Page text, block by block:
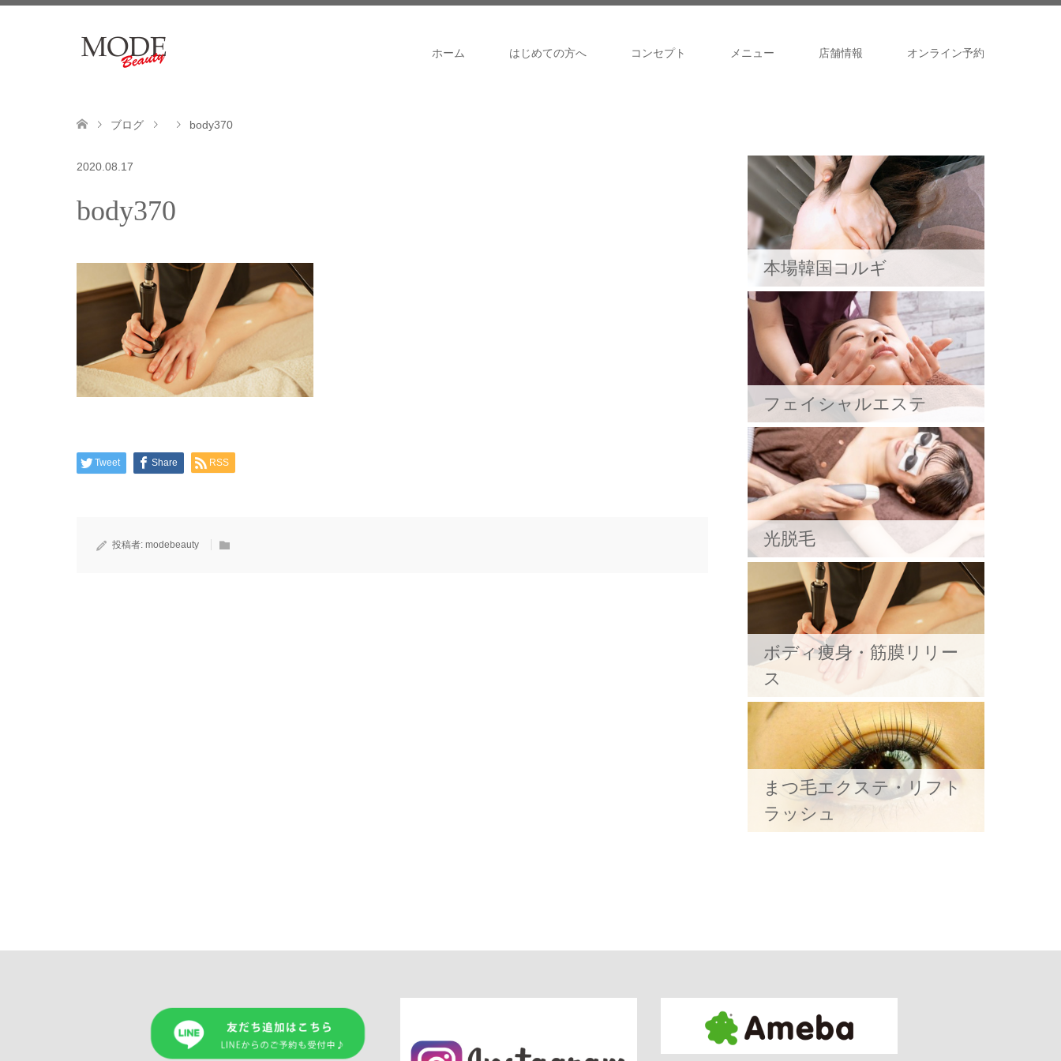
ホーム はじめての方へ コンセプト メニュー 店舗情報 オンライン予約
ブログ body370
2020.08.17
body370
Tweet Share RSS
投稿者: modebeauty
本場韓国コルギ
フェイシャルエステ
光脱毛
ボディ痩身・筋膜リリー
ス
まつ毛エクステ・リフト
ラッシュ